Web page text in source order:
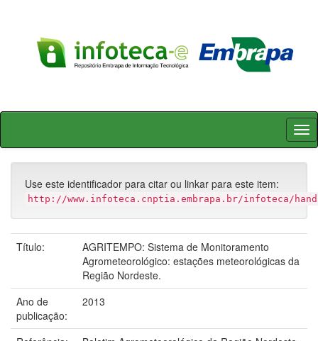
Skip
Use este identificador para citar ou linkar para este item:
http://www.infoteca.cnptia.embrapa.br/infoteca/
Título:
AGRITEMPO: Sistema de Monitoramento
Agrometeorológico: estações meteorológicas da
Região Nordeste.
Ano de
publicação:
2013